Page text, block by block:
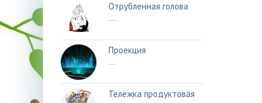
Отрубленная голова
---
Проекция
---
Тележка продуктовая